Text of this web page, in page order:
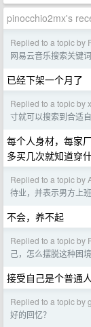
pinocchio2mx's
Replied to a topic by
网易云音乐搜索关键
已经下架一个月了
Replied to a topic by
寸就可以搜索到合适
每个人身材，每家
多买几次就知道穿
Replied to a topic by
待业，并表示男方上
不会，养不起
Replied to a topic by
己，怎么摆脱这种困境
接受自己是个普通人
Replied to a topic by
好的回忆？